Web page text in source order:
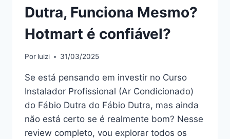
Dutra, Funciona Mesmo?
Hotmart é confiável?
Por luizi 31/03/2025
Se está pensando em investir no Curso
Instalador Profissional (Ar Condicionado)
do Fábio Dutra do Fábio Dutra, mas ainda
não está certo se é realmente bom? Nesse
review completo, vou explorar todos os